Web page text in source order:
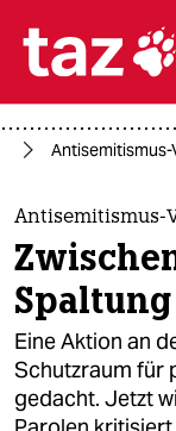

themen
politik
öko
gesellschaft
Antisemitismus-
Spaltung
Eine Aktion an
Schutzraum für
gedacht. Jetzt